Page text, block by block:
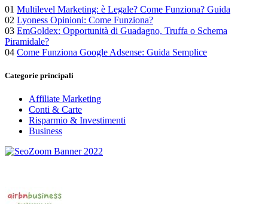
01 Multilevel Marketing: è Legale? Come Funziona? Guida
02 Lyoness Opinioni: Come Funziona?
03 EmGoldex: Opportunità di Guadagno, Truffa o Schema
Piramidale?
04 Come Funziona Google Adsense: Guida Semplice
Categorie principali
Affiliate Marketing
Conti & Carte
Risparmio & Investimenti
Business